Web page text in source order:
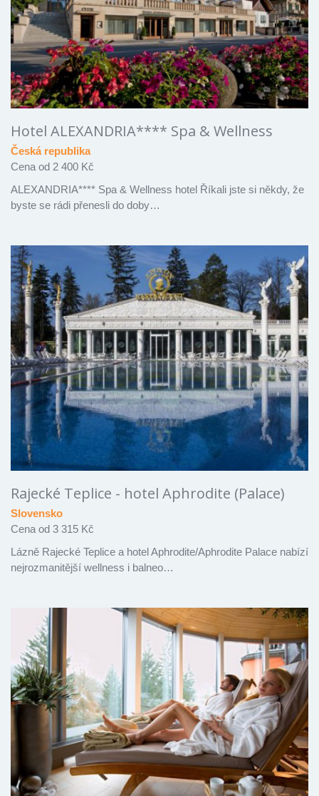
Hotel ALEXANDRIA**** Spa & Wellness
Česká republika
Cena od 2 400 Kč
ALEXANDRIA**** Spa & Wellness hotel Říkali jste si někdy, že
byste se rádi přenesli do doby…
Rajecké Teplice - hotel Aphrodite (Palace)
Slovensko
Cena od 3 315 Kč
Lázně Rajecké Teplice a hotel Aphrodite/Aphrodite Palace nabízí
nejrozmanitější wellness i balneo…